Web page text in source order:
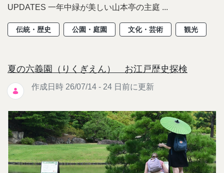
UPDATES 一年中緑が美しい山本亭の主庭 ...
伝統・歴史 公園・庭園 文化・芸術 観光
夏の六義園（りくぎえん） お江戸歴史探検
作成日時 26/07/14 - 24 日前に更新